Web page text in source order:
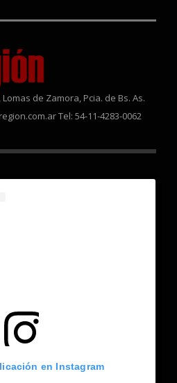
Lomas de Zamora, Pcia. de Bs. As.
Tel: 54-11-4283-0062
en Instagram